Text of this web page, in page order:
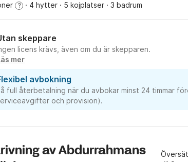
? · 4 hytter · 5 kojplatser · 3 badrum
skeppare
licens krävs, även om du är skepparen.
mer
avbokning
full återbetalning när du avbokar minst 24 timmar
och provision).
av Abdurrahmans